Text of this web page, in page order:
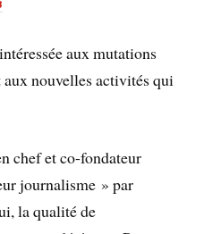
aux mutations
nouvelles activités qui
chef et co-fondateur
journalisme » par
la qualité de